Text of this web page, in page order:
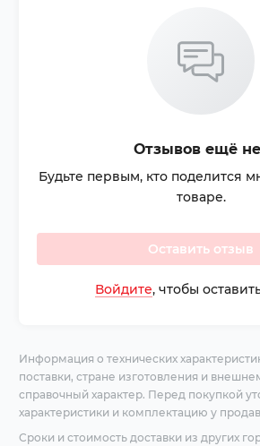
Отзывов ещё
Будьте первым, кто поделится
товаре.
Оставить отзыв
Войдите, чтобы
Информация о технических
поставки, стране изготовления и
справочный характер. Перед покупкой
характеристики и комплектацию у
Сроки и стоимость доставки из других